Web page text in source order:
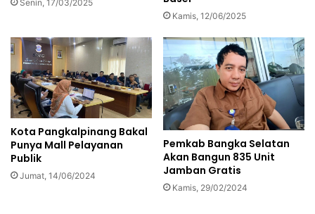
Senin, 17/03/2025
Kamis, 12/06/2025
Kota Pangkalpinang Bakal
Punya Mall Pelayanan
Publik
Jumat, 14/06/2024
Pemkab Bangka Selatan
Akan Bangun 835 Unit
Jamban Gratis
Kamis, 29/02/2024